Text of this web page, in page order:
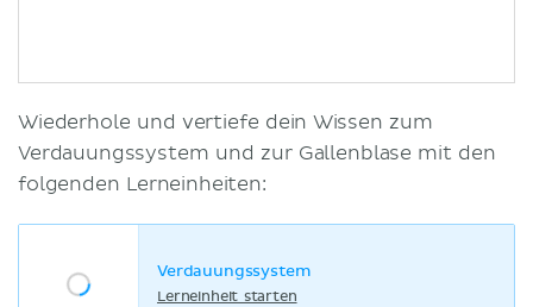
Wiederhole und vertiefe dein Wissen zum
Verdauungssystem und zur Gallenblase mit den
folgenden Lerneinheiten:
Verdauungssystem
Lerneinheit starten